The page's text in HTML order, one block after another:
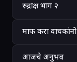
रुद्राक्ष भाग २
माफ करा वाचकांनो
आजचे अनुभव